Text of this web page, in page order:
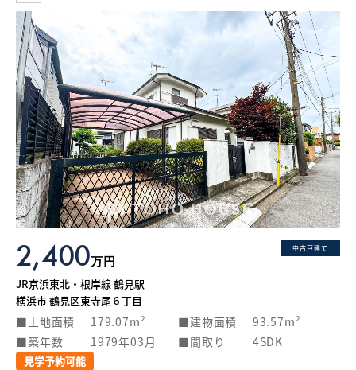
中古戸建て
2,400万円
JR京浜東北・根岸線 鶴見駅
横浜市 鶴見区東寺尾６丁目
土地面積 179.07m² 建物面積
93.57m²
築年数
1979年03月 間取り 4SDK
見学予約可能